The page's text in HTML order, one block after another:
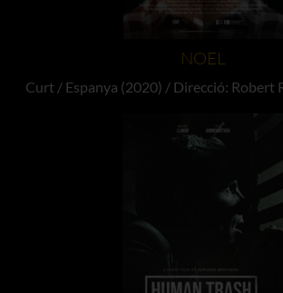
NOEL
Curt / Espanya (2020) / Direcció: Robert